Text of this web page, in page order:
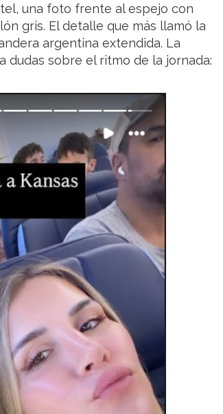
una foto frente al espejo con
gris. El detalle que más llamó la
argentina extendida. La
dudas sobre el ritmo de la jornada: